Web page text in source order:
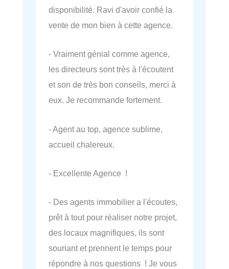
disponibilité. Ravi d'avoir confié la
vente de mon bien à cette agence.
- Vraiment génial comme agence,
les directeurs sont très à l'écoutent
et son de très bon conseils, merci à
eux. Je recommande fortement.
- Agent au top, agence sublime,
accueil chalereux.
- Excellente Agence !
- Des agents immobilier a l'écoutes,
prêt à tout pour réaliser notre projet,
des locaux magnifiques, ils sont
souriant et prennent le temps pour
répondre à nos questions ! Je vous